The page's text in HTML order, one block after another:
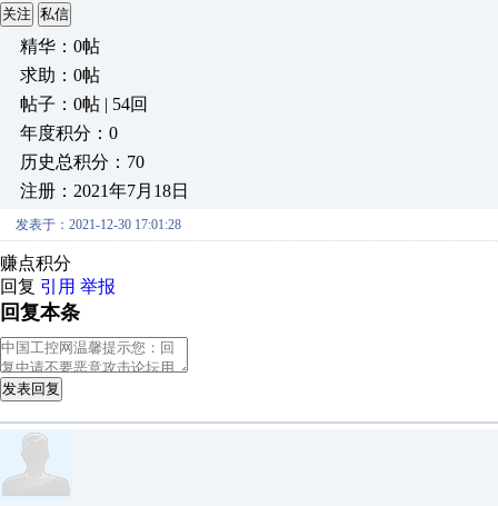
关注 私信
精华：0帖
求助：0帖
帖子：0帖 | 54回
年度积分：0
历史总积分：70
注册：2021年7月18日
发表于：2021-12-30 17:01:28
赚点积分
回复 引用 举报
回复本条
发表回复